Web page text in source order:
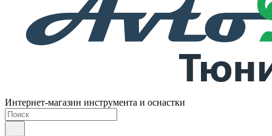
Интернет-магазин инструмента и оснастки